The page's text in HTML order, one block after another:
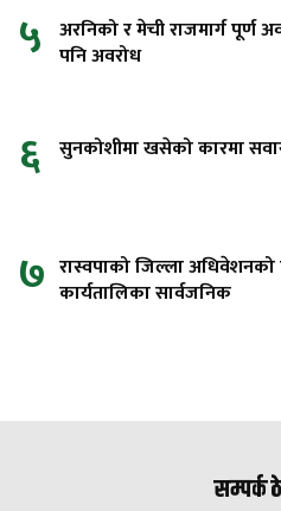
५ अरनिको र मेची राजमार्ग पूर्ण
पनि अवरोध
६ सुनकोशीमा खसेको कारमा
७ रास्वपाको जिल्ला अधिवेशनको
कार्यतालिका सार्वजनिक
सम्पर्क